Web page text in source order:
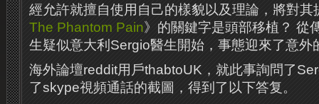
經允許就擅自使用自己的樣貌以及理論，將對
The Phantom Pain》的關鍵字是頭部移植？ 從
生疑似意大利Sergio醫生開始，事態迎來了意外
海外論壇reddit用戶thabtoUK，就此事詢問了
了skype視頻通話的截圖，得到了以下答复。